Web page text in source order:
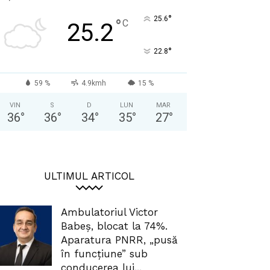
25.2°C 25.6°
22.8°
59 % 4.9kmh 15 %
VIN
36°
S
36°
D
34°
LUN
35°
MAR
27°
ULTIMUL ARTICOL
Ambulatoriul Victor
Babeș, blocat la 74%.
Aparatura PNRR, „pusă
în funcțiune” sub
conducerea lui...